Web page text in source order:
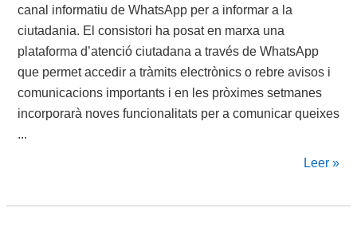
canal informatiu de WhatsApp per a informar a la
ciutadania. El consistori ha posat en marxa una
plataforma d’atenció ciutadana a través de WhatsApp
que permet accedir a tràmits electrònics o rebre avisos i
comunicacions importants i en les pròximes setmanes
incorporarà noves funcionalitats per a comunicar queixes
...
Leer »